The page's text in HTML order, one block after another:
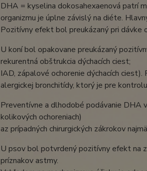
DHA = kyselina dokosahexaenová patrí
organizmu je úplne závislý na diéte.
Pozitívny efekt bol preukázaný pri dávke
U koní bol opakovane preukázaný
rekurentná obštrukcia dýchacích ciest;
IAD, zápalové ochorenie dýchacích
alergickej bronchitídy, ktorý je pre
Preventívne a dlhodobé podávanie DHA
kolikových ochoreniach)
az prípadných chirurgických zákrokov
U psov bol potvrdený pozitívny efekt na
príznakov astmy.